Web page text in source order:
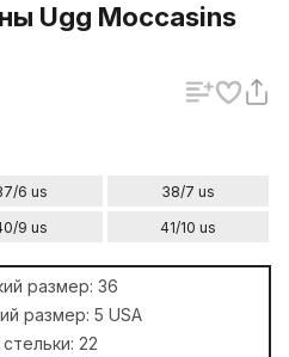
Ugg Moccasins
6 us
38/7 us
9 us 41/10 us
размер: 36
размер: 5 USA
22